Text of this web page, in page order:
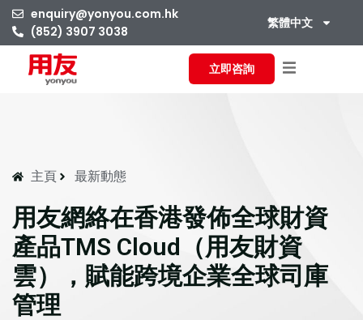
enquiry@yonyou.com.hk
(852) 3907 3038
繁體中文
立即咨詢
主頁 最新動態
用友網絡在香港發佈全球財資
產品TMS Cloud（用友財資
雲），賦能跨境企業全球司庫
管理